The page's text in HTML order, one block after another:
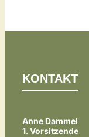
KONTAKT
Anne Dammel
1. Vorsitzende